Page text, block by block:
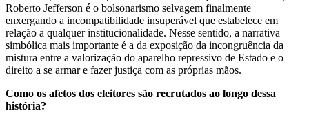
Roberto Jefferson é o bolsonarismo selvagem finalmente
enxergando a incompatibilidade insuperável que estabelece em
relação a qualquer institucionalidade. Nesse sentido, a narrativa
simbólica mais importante é a da exposição da incongruência da
mistura entre a valorização do aparelho repressivo de Estado e o
direito a se armar e fazer justiça com as próprias mãos.
Como os afetos dos eleitores são recrutados ao longo dessa
história?